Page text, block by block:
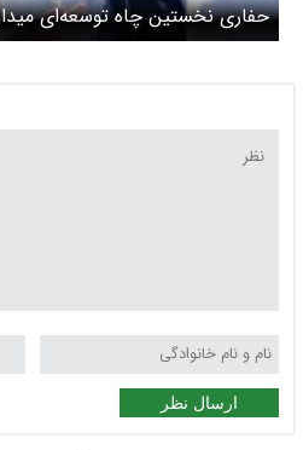
‌حفاری نخستین چاه توسعه‌ای میدان گازی بلال
ارسال نظر